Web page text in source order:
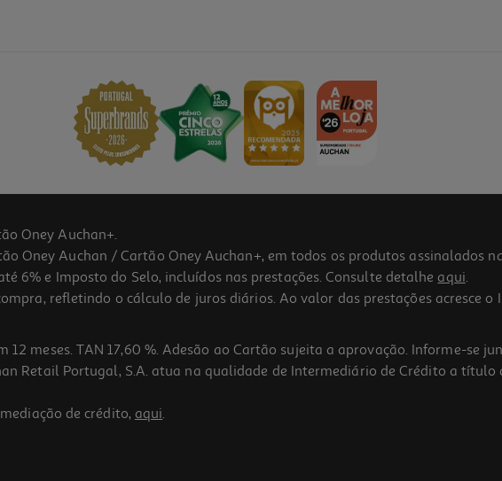
Oney Auchan+.
Oney Auchan / Cartão Oney Auchan+, em todos os produtos assinalados
6% e Imposto do Selo, incluídos nas prestações. Consulte detalhe aqui.
refletindo o cálculo de juros diários. Ao valor das prestações acresce
meses. TAN 17,60 %. Adesão ao Cartão sujeita a aprovação. Informe-se
Retail Portugal, S.A. atua na qualidade de Intermediário de Crédito a
de crédito, aqui.